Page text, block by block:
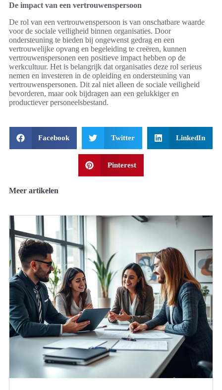
De impact van een vertrouwenspersoon
De rol van een vertrouwenspersoon is van onschatbare waarde
voor de sociale veiligheid binnen organisaties. Door
ondersteuning te bieden bij ongewenst gedrag en een
vertrouwelijke opvang en begeleiding te creëren, kunnen
vertrouwenspersonen een positieve impact hebben op de
werkcultuur. Het is belangrijk dat organisaties deze rol serieus
nemen en investeren in de opleiding en ondersteuning van
vertrouwenspersonen. Dit zal niet alleen de sociale veiligheid
bevorderen, maar ook bijdragen aan een gelukkiger en
productiever personeelsbestand.
Facebook Twitter LinkedIn
Pinterest
Meer artikelen